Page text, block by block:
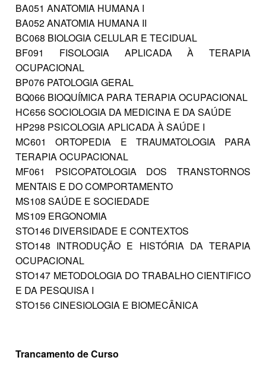
BA051 ANATOMIA HUMANA I
BA052 ANATOMIA HUMANA II
BC068 BIOLOGIA CELULAR E TECIDUAL
BF091 FISOLOGIA APLICADA À TERAPIA
OCUPACIONAL
BP076 PATOLOGIA GERAL
BQ066 BIOQUÍMICA PARA TERAPIA OCUPACIONAL
HC656 SOCIOLOGIA DA MEDICINA E DA SAÚDE
HP298 PSICOLOGIA APLICADA À SAÚDE I
MC601 ORTOPEDIA E TRAUMATOLOGIA PARA
TERAPIA OCUPACIONAL
MF061 PSICOPATOLOGIA DOS TRANSTORNOS
MENTAIS E DO COMPORTAMENTO
MS108 SAÚDE E SOCIEDADE
MS109 ERGONOMIA
STO146 DIVERSIDADE E CONTEXTOS
STO148 INTRODUÇÃO E HISTÓRIA DA TERAPIA
OCUPACIONAL
STO147 METODOLOGIA DO TRABALHO CIENTIFICO
E DA PESQUISA I
STO156 CINESIOLOGIA E BIOMECÂNICA
Trancamento de Curso